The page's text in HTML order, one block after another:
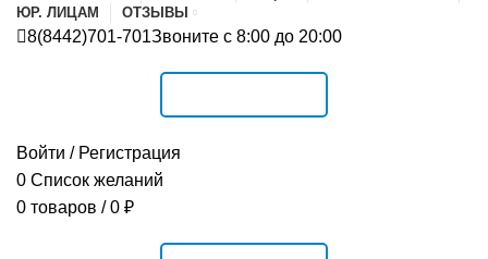
ЮР. ЛИЦАМ
ОТЗЫВЫ
8(8442)701-701Звоните с 8:00 до 20:00
Войти / Регистрация
0 Список желаний
0 товаров / 0 ₽